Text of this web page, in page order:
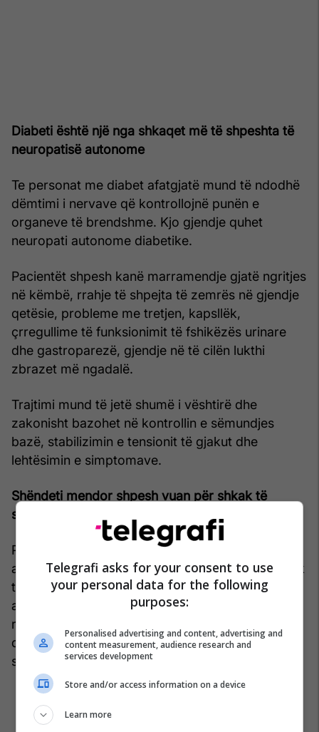
Diabeti është një nga shkaqet më të shpeshta të
neuropatisë autonome
Te personat me diabet afatgjatë mund të ndodhë
dëmtimi i nervave që kontrollojnë punën e
organeve të brendshme. Kjo gjendje quhet
neuropati autonome diabetike.
Pacientët shpesh kanë marramendje gjatë ngritjes
në këmbë, rrahje të shpejta të zemrës në gjendje
qetësie, probleme me tretjen, kapsllëk,
çrregullime të funksionimit të fshikëzës urinare
dhe gastroparezë, gjendje në të cilën lukthi
zbrazet më ngadalë.
Trajtimi mund të jetë shumë i vështirë dhe
zakonisht bazohet në kontrollin e sëmundjes
bazë, stabilizimin e tensionit të gjakut dhe
lehtësimin e simptomave.
Shëndeti mendor shpesh vuan për shkak të
simptomave kronike
Personat me disautonomi shpesh përballen me
ankth, rraskapitje dhe ndjenjë pasigurie për shkak
të simptomave të paparashikueshme. Për këtë
arsye, mbështetja psikologjike, teknikat e
relaksimit, meditimi dhe joga mund t’u ndihmojnë
disa pacientëve që ta përballojnë më lehtë
sëmundjen.
Telegrafi asks for your consent to use
your personal data for the following
purposes:
Personalised advertising and content, advertising and
content measurement, audience research and
services development
Store and/or access information on a device
Learn more